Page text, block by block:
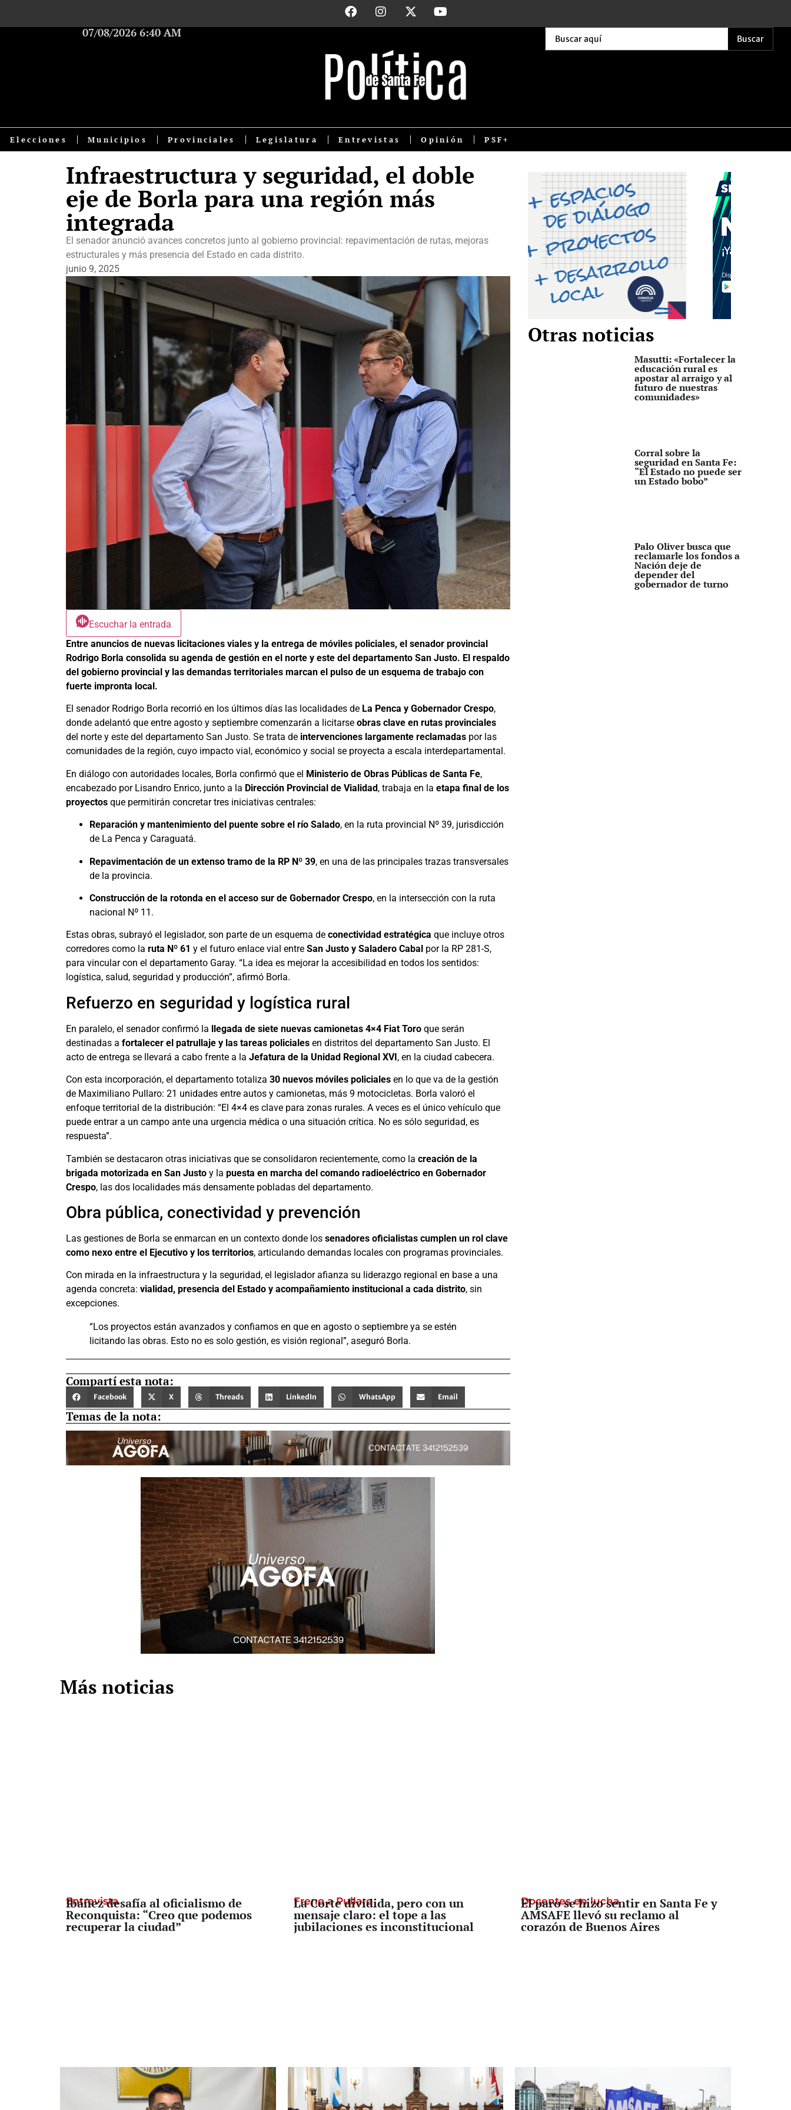
07/08/2026 6:40 AM Buscar
Elecciones Municipios Provinciales Legislatura Entrevistas Opinión PSF+
Infraestructura y seguridad, el doble
eje de Borla para una región más
integrada
El senador anunció avances concretos junto al gobierno provincial: repavimentación de rutas, mejoras
estructurales y más presencia del Estado en cada distrito.
junio 9, 2025
Escuchar la entrada
Entre anuncios de nuevas licitaciones viales y la entrega de móviles policiales, el senador provincial
Rodrigo Borla consolida su agenda de gestión en el norte y este del departamento San Justo. El respaldo
del gobierno provincial y las demandas territoriales marcan el pulso de un esquema de trabajo con
fuerte impronta local.
El senador Rodrigo Borla recorrió en los últimos días las localidades de La Penca y Gobernador Crespo,
donde adelantó que entre agosto y septiembre comenzarán a licitarse obras clave en rutas provinciales
del norte y este del departamento San Justo. Se trata de intervenciones largamente reclamadas por las
comunidades de la región, cuyo impacto vial, económico y social se proyecta a escala interdepartamental.
En diálogo con autoridades locales, Borla confirmó que el Ministerio de Obras Públicas de Santa Fe,
encabezado por Lisandro Enrico, junto a la Dirección Provincial de Vialidad, trabaja en la etapa final de los
proyectos que permitirán concretar tres iniciativas centrales:
Reparación y mantenimiento del puente sobre el río Salado, en la ruta provincial Nº 39, jurisdicción
de La Penca y Caraguatá.
Repavimentación de un extenso tramo de la RP Nº 39, en una de las principales trazas transversales
de la provincia.
Construcción de la rotonda en el acceso sur de Gobernador Crespo, en la intersección con la ruta
nacional Nº 11.
Estas obras, subrayó el legislador, son parte de un esquema de conectividad estratégica que incluye otros
corredores como la ruta Nº 61 y el futuro enlace vial entre San Justo y Saladero Cabal por la RP 281-S,
para vincular con el departamento Garay. “La idea es mejorar la accesibilidad en todos los sentidos:
logística, salud, seguridad y producción”, afirmó Borla.
Refuerzo en seguridad y logística rural
En paralelo, el senador confirmó la llegada de siete nuevas camionetas 4×4 Fiat Toro que serán
destinadas a fortalecer el patrullaje y las tareas policiales en distritos del departamento San Justo. El
acto de entrega se llevará a cabo frente a la Jefatura de la Unidad Regional XVI, en la ciudad cabecera.
Con esta incorporación, el departamento totaliza 30 nuevos móviles policiales en lo que va de la gestión
de Maximiliano Pullaro: 21 unidades entre autos y camionetas, más 9 motocicletas. Borla valoró el
enfoque territorial de la distribución: “El 4×4 es clave para zonas rurales. A veces es el único vehículo que
puede entrar a un campo ante una urgencia médica o una situación crítica. No es sólo seguridad, es
respuesta”.
También se destacaron otras iniciativas que se consolidaron recientemente, como la creación de la
brigada motorizada en San Justo y la puesta en marcha del comando radioeléctrico en Gobernador
Crespo, las dos localidades más densamente pobladas del departamento.
Obra pública, conectividad y prevención
Las gestiones de Borla se enmarcan en un contexto donde los senadores oficialistas cumplen un rol clave
como nexo entre el Ejecutivo y los territorios, articulando demandas locales con programas provinciales.
Con mirada en la infraestructura y la seguridad, el legislador afianza su liderazgo regional en base a una
agenda concreta: vialidad, presencia del Estado y acompañamiento institucional a cada distrito, sin
excepciones.
“Los proyectos están avanzados y confiamos en que en agosto o septiembre ya se estén
licitando las obras. Esto no es solo gestión, es visión regional”, aseguró Borla.
Compartí esta nota:
Facebook X Threads LinkedIn WhatsApp Email
Temas de la nota:
Otras noticias
Masutti: «Fortalecer la
educación rural es
apostar al arraigo y al
futuro de nuestras
comunidades»
Corral sobre la
seguridad en Santa Fe:
“El Estado no puede ser
un Estado bobo”
Palo Oliver busca que
reclamarle los fondos a
Nación deje de
depender del
gobernador de turno
Más noticias
Entrevista
Ibáñez desafía al oficialismo de
Reconquista: “Creo que podemos
recuperar la ciudad”
Freno a Pullaro
La Corte dividida, pero con un
mensaje claro: el tope a las
jubilaciones es inconstitucional
Docentes en lucha
El paro se hizo sentir en Santa Fe y
AMSAFE llevó su reclamo al
corazón de Buenos Aires